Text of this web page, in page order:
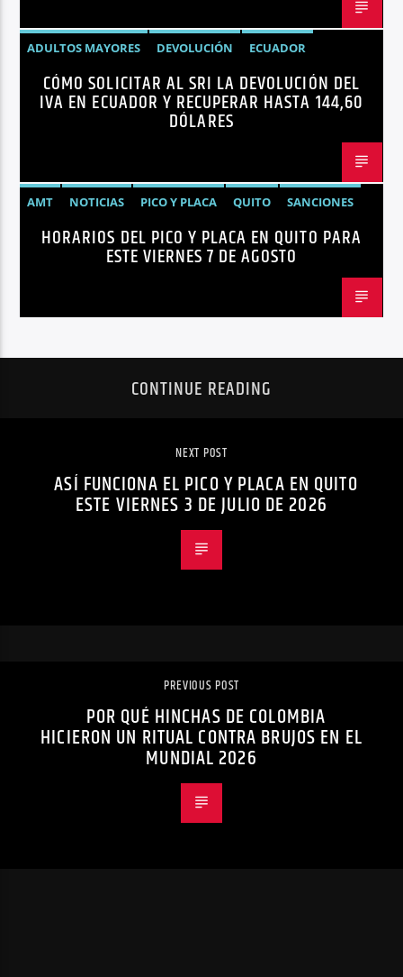
ADULTOS MAYORES DEVOLUCIÓN
ECUADOR
NEGOCIOS
NOTICIAS PERSONAS CON DISCAPACIDAD
CÓMO SOLICITAR AL SRI LA DEVOLUCIÓN DEL
IVA EN ECUADOR Y RECUPERAR HASTA 144,60
DÓLARES
AMT NOTICIAS PICO Y PLACA QUITO SANCIONES
HORARIOS DEL PICO Y PLACA EN QUITO PARA
ESTE VIERNES 7 DE AGOSTO
CONTINUE READING
NEXT POST
ASÍ FUNCIONA EL PICO Y PLACA EN QUITO
ESTE VIERNES 3 DE JULIO DE 2026
PREVIOUS POST
POR QUÉ HINCHAS DE COLOMBIA
HICIERON UN RITUAL CONTRA BRUJOS EN EL
MUNDIAL 2026